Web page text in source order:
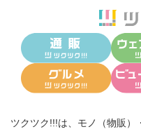
ツクツク!!!は、 モノ（物販）